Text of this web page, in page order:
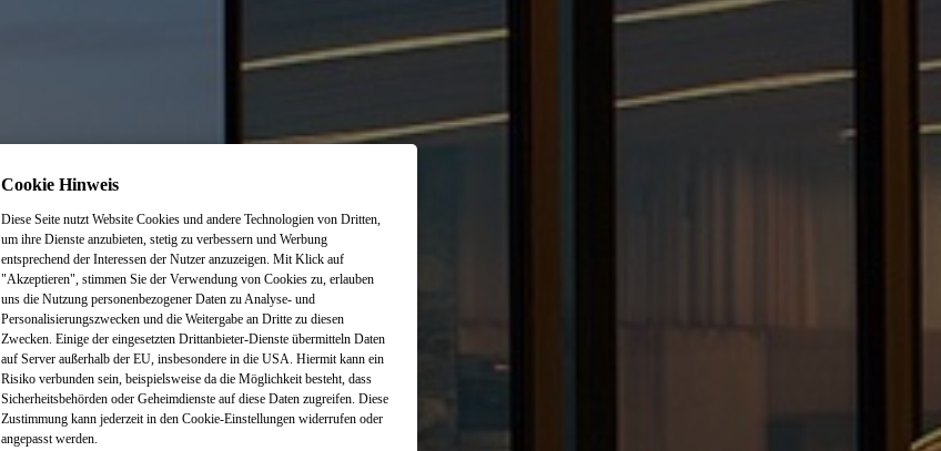
Cookie Hinweis
Diese Seite nutzt Website Cookies und andere Technologien von Dritten,
um ihre Dienste anzubieten, stetig zu verbessern und Werbung
entsprechend der Interessen der Nutzer anzuzeigen. Mit Klick auf
"Akzeptieren", stimmen Sie der Verwendung von Cookies zu, erlauben
uns die Nutzung personenbezogener Daten zu Analyse- und
Personalisierungszwecken und die Weitergabe an Dritte zu diesen
Zwecken. Einige der eingesetzten Drittanbieter-Dienste übermitteln Daten
auf Server außerhalb der EU, insbesondere in die USA. Hiermit kann ein
Risiko verbunden sein, beispielsweise da die Möglichkeit besteht, dass
Sicherheitsbehörden oder Geheimdienste auf diese Daten zugreifen. Diese
Zustimmung kann jederzeit in den Cookie-Einstellungen widerrufen oder
angepasst werden.